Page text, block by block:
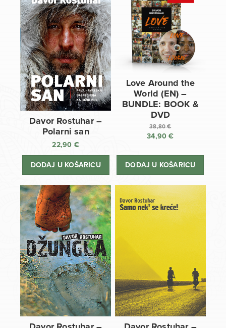
Davor Rostuhar –
Polarni san
22,90 €
DODAJ U KOŠARICU
Love Around the
World (EN) –
BUNDLE: BOOK &
DVD
38,80€
Izvorna
bila
34,90€
cijena
DODAJ U KOŠARICU